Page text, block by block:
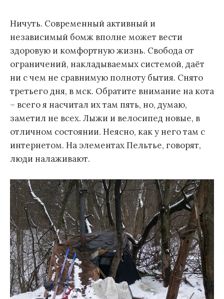
у
Ничуть. Современный активный и
независимый бомж вполне может вести
здоровую и комфортную жизнь. Свобода от
ограничений, накладываемых системой, даёт
ни с чем не сравнимую полноту бытия. Снято
третьего дня, в мск. Обратите внимание на кота
– всего я насчитал их там пять, но, думаю,
заметил не всех. Лыжи и велосипед новые, в
отличном состоянии. Неясно, как у него там с
интернетом. На элементах Пельтье, говорят,
люди налаживают.